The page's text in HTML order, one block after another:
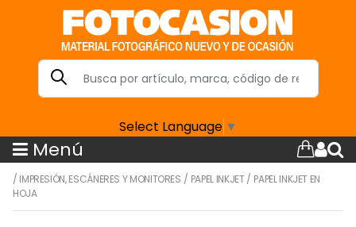
Select Language ▼
Menú
/ IMPRESIÓN, ESCÁNERES Y MONITORES / PAPEL INKJET/ PAPEL INKJET EN
HOJA